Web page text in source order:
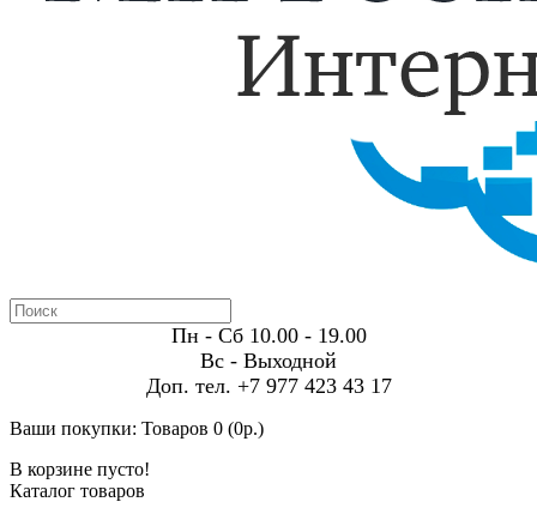
Пн - Сб 10.00 - 19.00
Вс - Выходной
Доп. тел. +7 977 423 43 17
Ваши покупки: Товаров 0 (0р.)
В корзине пусто!
Каталог товаров